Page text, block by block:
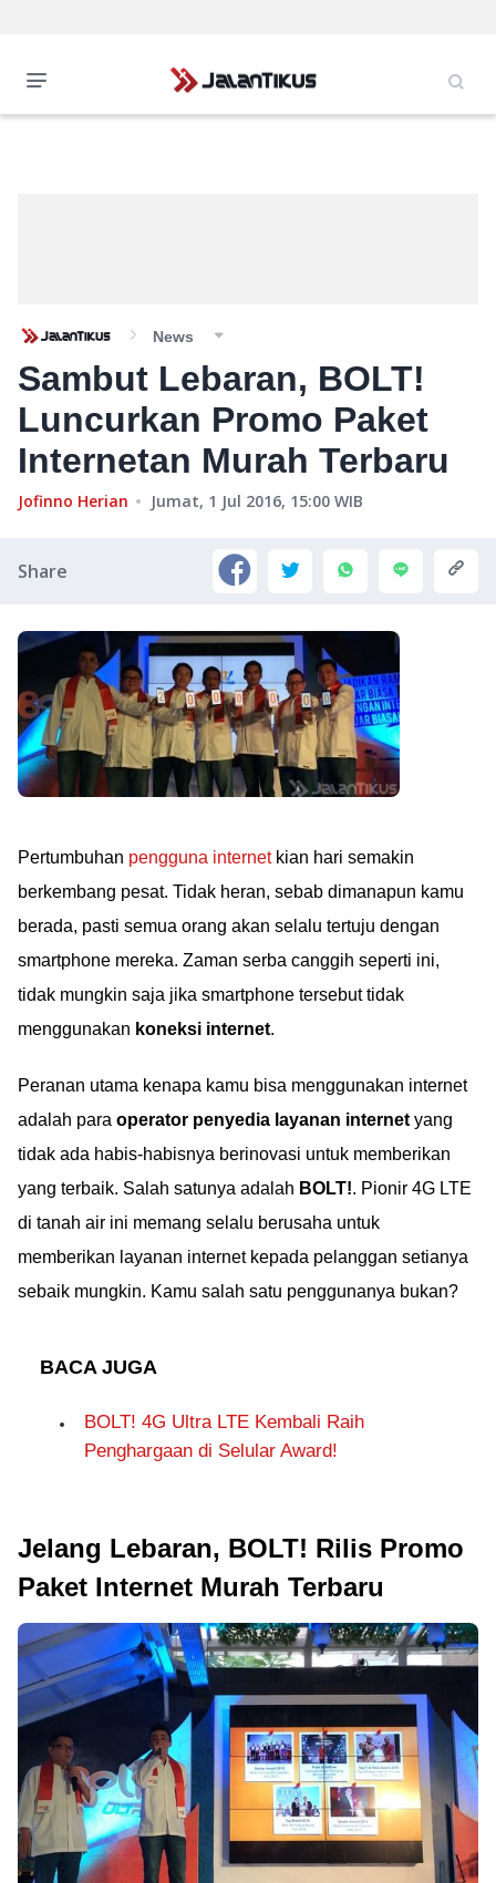
News
Sambut Lebaran, BOLT!
Luncurkan Promo Paket
Internetan Murah Terbaru
Jofinno Herian Jumat, 1 Jul 2016, 15:00 WIB
Share
Pertumbuhan pengguna internetkian hari semakin
berkembang pesat. Tidak heran, sebab dimanapun kamu
berada, pasti semua orang akan selalu tertuju dengan
smartphone mereka. Zaman serba canggih seperti ini,
tidak mungkin saja jika smartphone tersebut tidak
menggunakan koneksi internet.
Peranan utama kenapa kamu bisa menggunakan internet
adalah para operator penyedia layanan internet yang
tidak ada habis-habisnya berinovasi untuk memberikan
yang terbaik. Salah satunya adalah BOLT!. Pionir 4G LTE
di tanah air ini memang selalu berusaha untuk
memberikan layanan internet kepada pelanggan setianya
sebaik mungkin. Kamu salah satu penggunanya bukan?
BACA JUGA
BOLT! 4G Ultra LTE Kembali Raih
Penghargaan di Selular Award!
Jelang Lebaran, BOLT! Rilis Promo
Paket Internet Murah Terbaru